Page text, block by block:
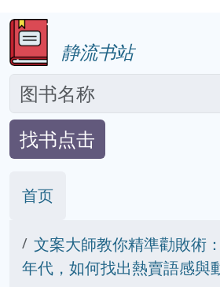
静流书站
找书点击
首页
文案大師教你精準勸敗術
年代，如何找出熱賣語感與